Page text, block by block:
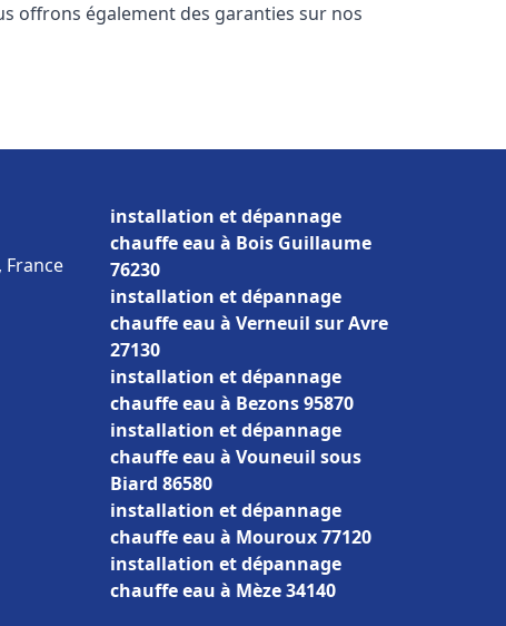
offrons également des garanties sur nos
France
installation et dépannage
chauffe eau à Bois Guillaume
76230
installation et dépannage
chauffe eau à Verneuil sur Avre
27130
installation et dépannage
chauffe eau à Bezons 95870
installation et dépannage
chauffe eau à Vouneuil sous
Biard 86580
installation et dépannage
chauffe eau à Mouroux 77120
installation et dépannage
chauffe eau à Mèze 34140